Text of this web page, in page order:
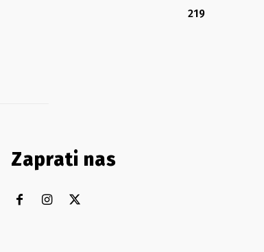
219
Zaprati nas